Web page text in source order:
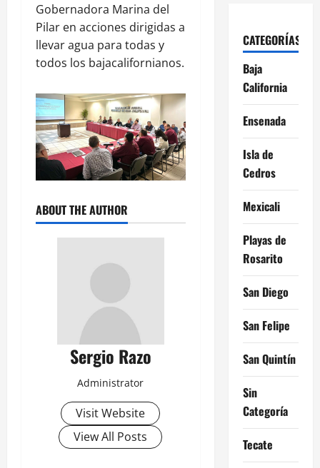
Gobernadora Marina del
Pilar en acciones dirigidas a
llevar agua para todas y
todos los bajacalifornianos.
ABOUT THE AUTHOR
Sergio Razo
Administrator
Visit Website
View All Posts
CATEGORÍAS
Baja
California
Ensenada
Isla de
Cedros
Mexicali
Playas de
Rosarito
San Diego
San Felipe
San Quintín
Sin
Categoría
Tecate